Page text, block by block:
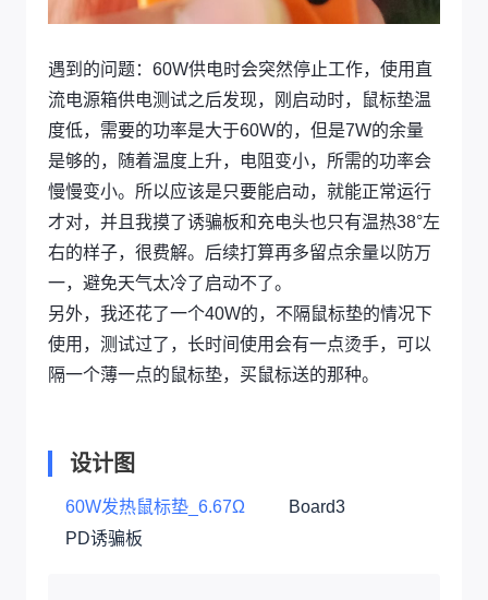
遇到的问题：60W供电时会突然停止工作，使用直
流电源箱供电测试之后发现，刚启动时，鼠标垫温
度低，需要的功率是大于60W的，但是7W的余量
是够的，随着温度上升，电阻变小，所需的功率会
慢慢变小。所以应该是只要能启动，就能正常运行
才对，并且我摸了诱骗板和充电头也只有温热38°左
右的样子，很费解。后续打算再多留点余量以防万
一，避免天气太冷了启动不了。
另外，我还花了一个40W的，不隔鼠标垫的情况下
使用，测试过了，长时间使用会有一点烫手，可以
隔一个薄一点的鼠标垫，买鼠标送的那种。
设计图
60W发热鼠标垫_6.67Ω
Board3
PD诱骗板